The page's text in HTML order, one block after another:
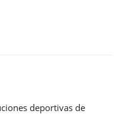
deportivas de